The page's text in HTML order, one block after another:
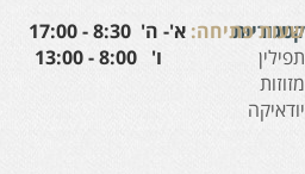
פתיחה: א'- ה' 8:30 - 17:00
8:00 - 13:00